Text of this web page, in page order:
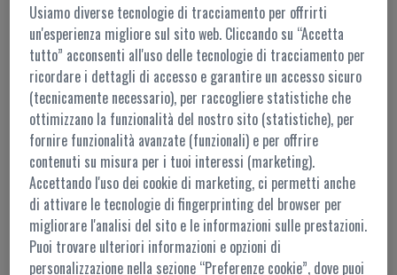
ACCESSO AL PORTALE
I contenuti di questo portale sono accessibili ai soli utenti registrati.
L'accesso è possibile tramiteMyZEISS
Per ulteriori informazioni,contattaci
Usiamo diverse tecnologie di tracciamento per offrirti
un'esperienza migliore sul sito web. Cliccando su “Accetta
tutto” acconsenti all'uso delle tecnologie di tracciamento per
ricordare i dettagli di accesso e garantire un accesso sicuro
(tecnicamente necessario), per raccogliere statistiche che
ottimizzano la funzionalità del nostro sito (statistiche), per
fornire funzionalità avanzate (funzionali) e per offrire
contenuti su misura per i tuoi interessi (marketing).
Accettando l'uso dei cookie di marketing, ci permetti anche
di attivare le tecnologie di fingerprinting del browser per
migliorare l'analisi del sito e le informazioni sulle prestazioni.
Puoi trovare ulteriori informazioni e opzioni di
personalizzazione nella sezione “Preferenze cookie”, dove puoi